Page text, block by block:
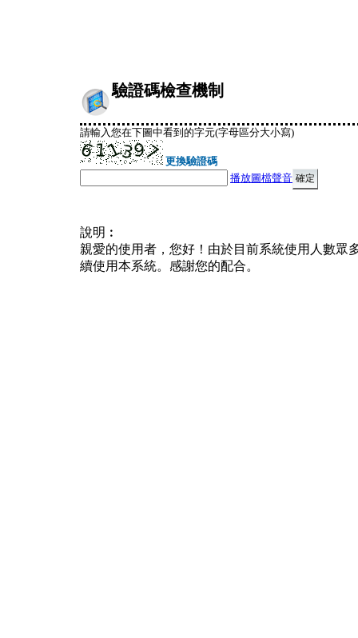
驗證碼檢查機制
請輸入您在下圖中看到的字元(字母區分大小寫)
更換驗證碼
播放圖檔聲音
說明︰
親愛的使用者，您好！由於目前系統使用人數眾
續使用本系統。感謝您的配合。